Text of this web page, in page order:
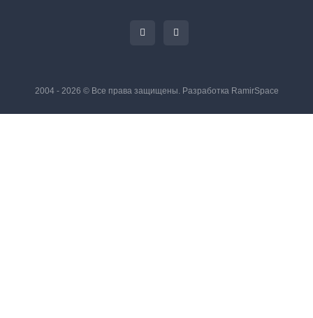
2004 - 2026 © Все права защищены. Разработка RamirSpace